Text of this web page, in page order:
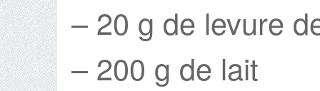
– 20 g de levure
– 200 g de lait